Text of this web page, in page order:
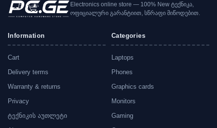
Electronics online store — 100% New ტექნიკა,
ოფიციალური გარანტიით, სწრაფი მიწოდებით.
Information
Cart
Delivery terms
Warranty & returns
Privacy
ტექნიკის აუთლეტი
Categories
Laptops
Phones
Graphics cards
Monitors
Gaming